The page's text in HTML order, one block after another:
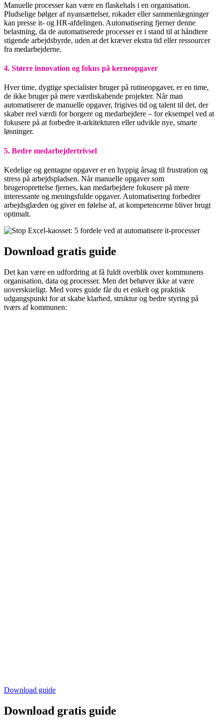
Manuelle processer kan være en flaskehals i en organisation.
Pludselige bølger af nyansættelser, rokader eller sammenlægninger
kan presse it- og HR-afdelingen. Automatisering fjerner denne
belastning, da de automatiserede processer er i stand til at håndtere
stigende arbejdsbyrde, uden at det kræver ekstra tid eller ressourcer
fra medarbejderne.
4. Større innovation og fokus på kerneopgaver
Hver time, dygtige specialister bruger på rutineopgaver, er en time,
de ikke bruger på mere værdiskabende projekter. Når man
automatiserer de manuelle opgaver, frigives tid og talent til det, der
skaber reel værdi for borgere og medarbejdere – for eksempel ved at
fokusere på at forbedre it-arkitekturen eller udvikle nye, smarte
løsninger.
5. Bedre medarbejdertrivsel
Kedelige og gentagne opgaver er en hyppig årsag til frustration og
stress på arbejdspladsen. Når manuelle opgaver som
brugeroprettelse fjernes, kan medarbejdere fokusere på mere
interessante og meningsfulde opgaver. Automatisering forbedrer
arbejdsglæden og giver en følelse af, at kompetencerne bliver brugt
optimalt.
Download gratis guide
Det kan være en udfordring at få fuldt overblik over kommunens
organisation, data og processer. Men det behøver ikke at være
uoverskueligt. Med vores guide får du et enkelt og praktisk
udgangspunkt for at skabe klarhed, struktur og bedre styring på
tværs af kommunen:
Download guide
Download gratis guide